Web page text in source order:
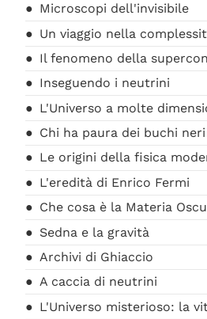
Microscopi dell'invisibile
Un viaggio nella
Il fenomeno della
Inseguendo i neutrini
L'Universo a molte
Chi ha paura dei buchi neri
Le origini della fisica
L'eredità di Enrico Fermi
Che cosa è la Materia
Sedna e la gravità
Archivi di Ghiaccio
A caccia di neutrini
L'Universo misterioso: la